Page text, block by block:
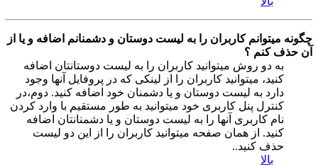
چگونه میتوانم کاربران را به لیست دوستان و دشمنانم اضافه و یا از
آن حذف کنم ؟
به دو روش میتوانید کاربران را به لیست دوستانتان اضافه
کنید، میتوانید کاربران را از لینکی که در پروفایل آنها وجود
دارد به لیست دوستان و یا دشمنان خود اضافه کنید. دوم،در
کنترل پنل کاربری خود میتوانید به طور مستقیم با وارد کردن
نام کاربری آنها را به لیست دوستان و یا دشمنانتان اضافه
کنید. از همان صفحه میتوانید کاربران را از این دو لیست
حذف کنید..
بالا